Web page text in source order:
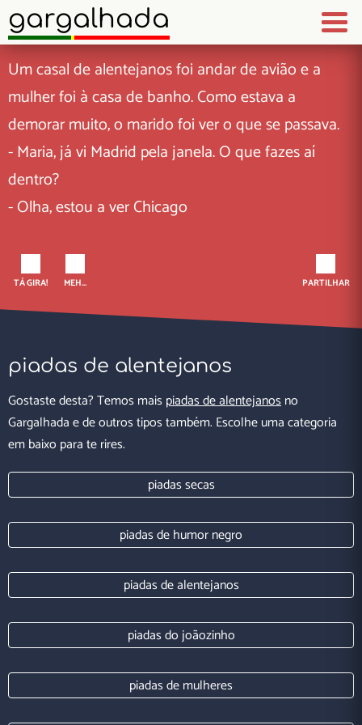
gargalhada
Um casal de alentejanos foi andar de avião e a
mulher foi à casa de banho. Como estava a
demorar muito, o marido foi ver o que se passava.
- Maria, já vi Madrid pela janela. O que fazes aí
dentro?
- Olha, estou a ver Chicago
TÁ GIRA! MEH... PARTILHAR
piadas de alentejanos
Gostaste desta? Temos mais piadas de alentejanosno
Gargalhada e de outros tipos também. Escolhe uma categoria
em baixo para te rires.
piadas secas
piadas de humor negro
piadas de alentejanos
piadas do joãozinho
piadas de mulheres